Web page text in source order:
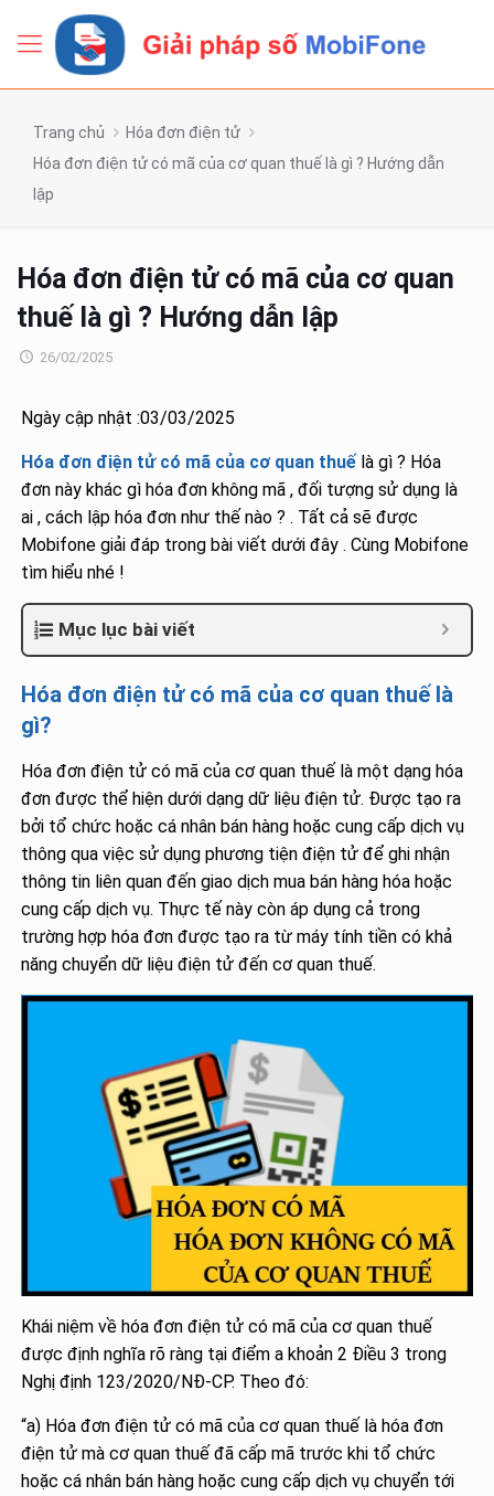
Trang chủ
Hóa đơn điện tử
Hóa đơn điện tử có mã của cơ quan thuế là gì ? Hướng dẫn
lập
Hóa đơn điện tử có mã của cơ quan
thuế là gì ? Hướng dẫn lập
26/02/2025
Ngày cập nhật :03/03/2025
Hóa đơn điện tử có mã của cơ quan thuế là gì ? Hóa
đơn này khác gì hóa đơn không mã , đối tượng sử dụng là
ai , cách lập hóa đơn như thế nào ? . Tất cả sẽ được
Mobifone giải đáp trong bài viết dưới đây . Cùng Mobifone
tìm hiểu nhé !
Mục lục bài viết
Hóa đơn điện tử có mã của cơ quan thuế là
gì?
Hóa đơn điện tử có mã của cơ quan thuế là một dạng hóa
đơn được thể hiện dưới dạng dữ liệu điện tử. Được tạo ra
bởi tổ chức hoặc cá nhân bán hàng hoặc cung cấp dịch vụ
thông qua việc sử dụng phương tiện điện tử để ghi nhận
thông tin liên quan đến giao dịch mua bán hàng hóa hoặc
cung cấp dịch vụ. Thực tế này còn áp dụng cả trong
trường hợp hóa đơn được tạo ra từ máy tính tiền có khả
năng chuyển dữ liệu điện tử đến cơ quan thuế.
Khái niệm về hóa đơn điện tử có mã của cơ quan thuế
được định nghĩa rõ ràng tại điểm a khoản 2 Điều 3 trong
Nghị định 123/2020/NĐ-CP. Theo đó:
“a) Hóa đơn điện tử có mã của cơ quan thuế là hóa đơn
điện tử mà cơ quan thuế đã cấp mã trước khi tổ chức
hoặc cá nhân bán hàng hoặc cung cấp dịch vụ chuyển tới